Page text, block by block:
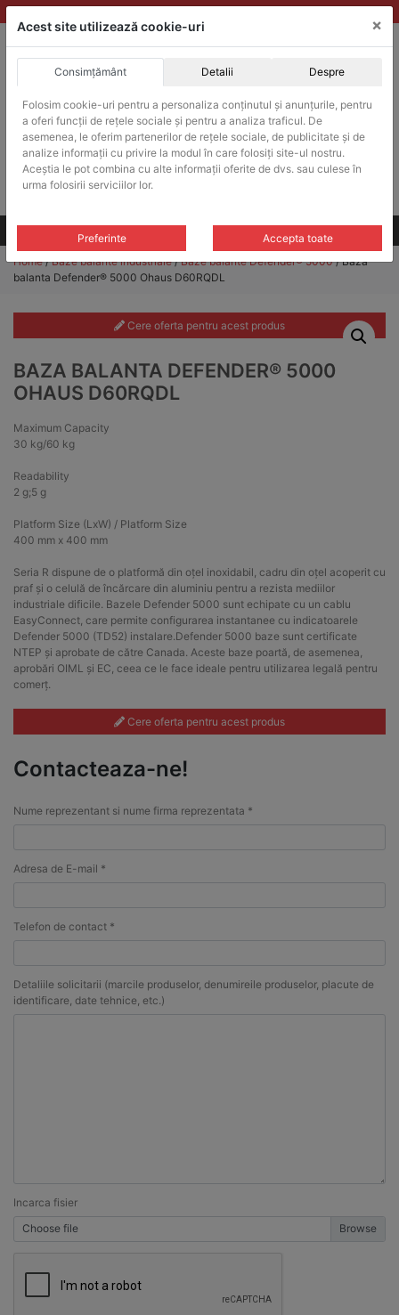
Skip
to
ACHIZITII PUBLICE
Produsele pot fi achizitionate si in sistemul SEAP / SICAP
Products
search
CAUTARE
Toate produsele
Home/Baze balante industriale/Baze balante Defender® 5000/ Baza
balanta Defender® 5000 Ohaus D60RQDL
Cere oferta pentru acest produs
BAZA BALANTA DEFENDER® 5000
OHAUS D60RQDL
Maximum Capacity
30 kg/60 kg
Readability
2 g;5 g
Platform Size (LxW) / Platform Size
400 mm x 400 mm
Seria R dispune de o platformă din oțel inoxidabil, cadru din oțel acoperit cu
praf și o celulă de încărcare din aluminiu pentru a rezista mediilor
industriale dificile. Bazele Defender 5000 sunt echipate cu un cablu
EasyConnect, care permite configurarea instantanee cu indicatoarele
Defender 5000 (TD52) instalare.Defender 5000 baze sunt certificate
NTEP și aprobate de către Canada. Aceste baze poartă, de asemenea,
aprobări OIML și EC, ceea ce le face ideale pentru utilizarea legală pentru
comerț.
Cere oferta pentru acest produs
Contacteaza-ne!
Nume reprezentant si nume firma reprezentata *
Adresa de E-mail *
Telefon de contact *
Detaliile solicitarii (marcile produselor, denumireile produselor, placute de
identificare, date tehnice, etc.)
Incarca fisier
Choose file
Acest site utilizează cookie-uri ×
Consimțământ Detalii Despre
Folosim cookie-uri pentru a personaliza conținutul și anunțurile, pentru
a oferi funcții de rețele sociale și pentru a analiza traficul. De
asemenea, le oferim partenerilor de rețele sociale, de publicitate și de
analize informații cu privire la modul în care folosiți site-ul nostru.
Aceștia le pot combina cu alte informații oferite de dvs. sau culese în
urma folosirii serviciilor lor.
Preferinte Accepta toate